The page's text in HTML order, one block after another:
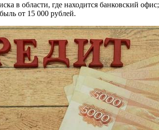
в области, где находится банковский офис;
от 15 000 рублей.